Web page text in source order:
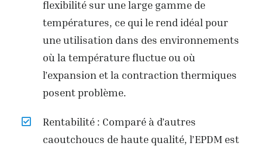
flexibilité sur une large gamme de
températures, ce qui le rend idéal pour
une utilisation dans des environnements
où la température fluctue ou où
l’expansion et la contraction thermiques
posent problème.
Rentabilité : Comparé à d’autres
caoutchoucs de haute qualité, l’EPDM est